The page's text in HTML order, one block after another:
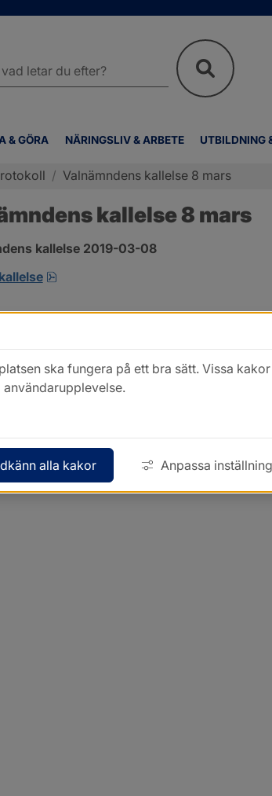
& GÖRA NÄRINGSLIV & ARBETE UTBILDNING
/ Valnämndens kallelse 8 mars
kallelse 8 mars
kallelse 2019-03-08
pdf, öppnas i nytt fönster.
ska fungera på ett bra sätt. Vissa
alla kakor Anpassa